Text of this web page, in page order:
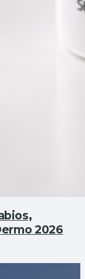
2026